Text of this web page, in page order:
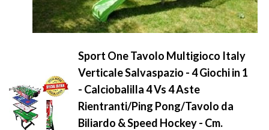
Sport One Tavolo Multigioco Italy
Verticale Salvaspazio - 4 Giochi in 1
- Calciobalilla 4 Vs 4 Aste
Rientranti/Ping Pong/Tavolo da
Biliardo & Speed Hockey - Cm.